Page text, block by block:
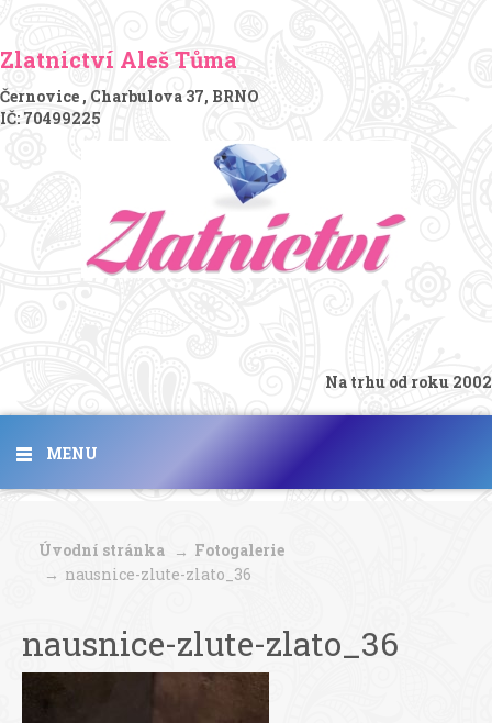
Zlatnictví Aleš Tůma
Černovice , Charbulova 37, BRNO
IČ: 70499225
Na trhu od roku 2002
MENU
Úvodní stránka
Fotogalerie
nausnice-zlute-zlato_36
nausnice-zlute-zlato_36